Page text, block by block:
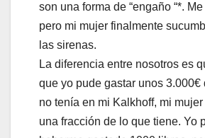
son una forma de “engaño “*.
pero mi mujer finalmente
las sirenas.
La diferencia entre nosotros es
que yo pude gastar unos 3.000€
no tenía en mi Kalkhoff, mi
una fracción de lo que tiene. Yo